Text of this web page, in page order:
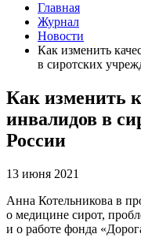
Главная
Журнал
Новости
Как изменить
в сиротских
Как изменить
инвалидов в
России
13 июня 2021
Анна Котельникова в
о медицине сирот,
и о работе фонда